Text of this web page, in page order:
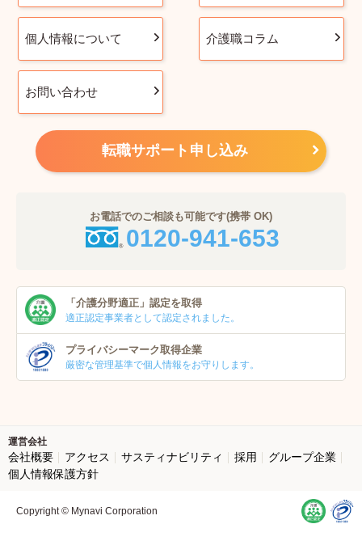
個人情報について 介護職コラム
お問い合わせ
転職サポート申し込み
お電話でのご相談も可能です(携帯 OK)
0120-941-653
「介護分野適正」 認定を取得
適正認定事業者として認定されました。
プライバシーマーク取得企業
厳密な管理基準で個人情報をお守りします。
運営会社
会社概要 アクセス サスティナビリティ 採用
グループ企業
個人情報保護方針
Copyright © Mynavi Corporation